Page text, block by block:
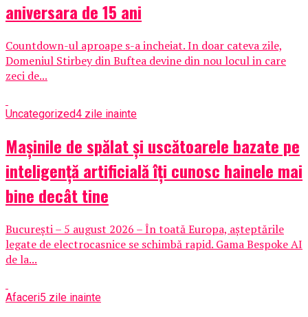
aniversara de 15 ani
Countdown-ul aproape s-a incheiat. In doar cateva zile,
Domeniul Stirbey din Buftea devine din nou locul in care
zeci de...
Uncategorized4 zile inainte
Mașinile de spălat și uscătoarele bazate pe
inteligență artificială îți cunosc hainele mai
bine decât tine
București – 5 august 2026 – În toată Europa, așteptările
legate de electrocasnice se schimbă rapid. Gama Bespoke AI
de la...
Afaceri5 zile inainte